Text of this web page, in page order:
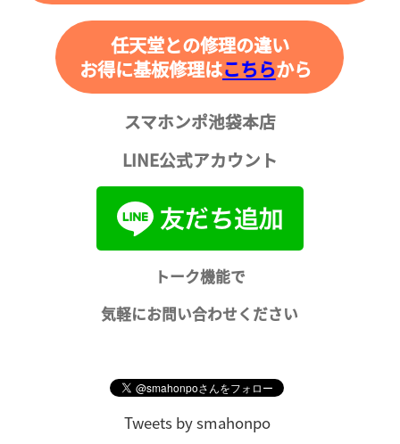
任天堂との修理の違い
お得に基板修理はこちらから
スマホンポ池袋本店
LINE公式アカウント
トーク機能で
気軽にお問い合わせください
Tweets by smahonpo